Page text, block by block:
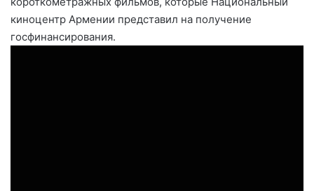
киноцентр Армении представил на получение
госфинансирования.